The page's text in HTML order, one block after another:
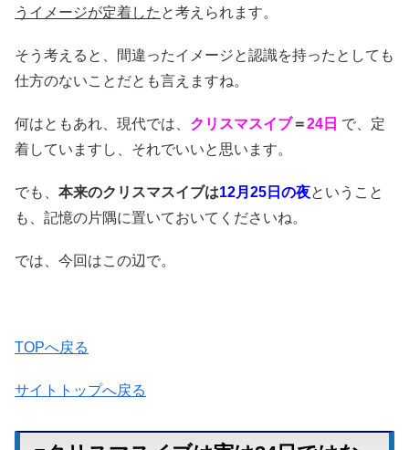
うイメージが定着した と考えられます。
そう考えると、間違ったイメージと認識を持ったとしても
仕方のないことだとも言えますね。
何はともあれ、現代では、 クリスマスイブ＝24日 で、定
着していますし、それでいいと思います。
でも、 本来のクリスマスイブは12月25日の夜ということ
も、記憶の片隅に置いておいてくださいね。
では、今回はこの辺で。
TOPへ戻る
サイトトップへ戻る